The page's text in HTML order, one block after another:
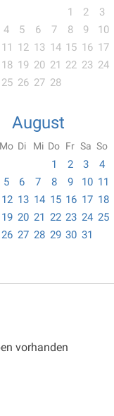
1 2
3
4
5 6 7 8 9
10
11
12 13 14 15 16 17
18 19 20 21 22 23 24
25 26 27 28
August
Mo Di Mi Do Fr Sa So
1 2 3
4
5
6 7 8 9 10 11
12 13 14 15 16 17 18
19 20 21 22 23 24 25
26 27 28 29 30 31
vorhanden